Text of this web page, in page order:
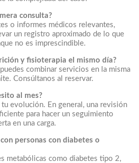
consulta?
o informes médicos relevantes,
un registro aproximado de lo que
no es imprescindible.
y fisioterapia el mismo día?
combinar servicios en la misma
Consúltanos al reservar.
al mes?
evolución. En general, una revisión
para hacer un seguimiento
en una carga.
personas con diabetes o
metabólicas como diabetes tipo 2,